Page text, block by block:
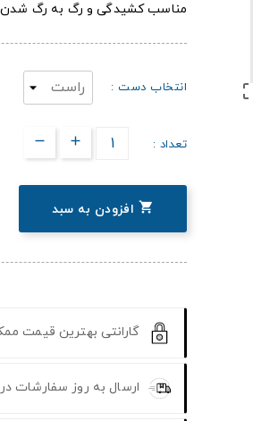
مناسب کشیدگی و رگ به رگ شدن
انتخاب دست :
تعداد :
 افزودن به سبد
گارانتی بهترین قیمت
ارسال به روز سفارشات